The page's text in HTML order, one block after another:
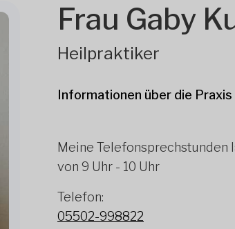
Frau Gaby
Heilpraktiker
Informationen über die Praxis
Meine Telefonsprechstunden
von 9 Uhr - 10 Uhr
Telefon:
05502-998822